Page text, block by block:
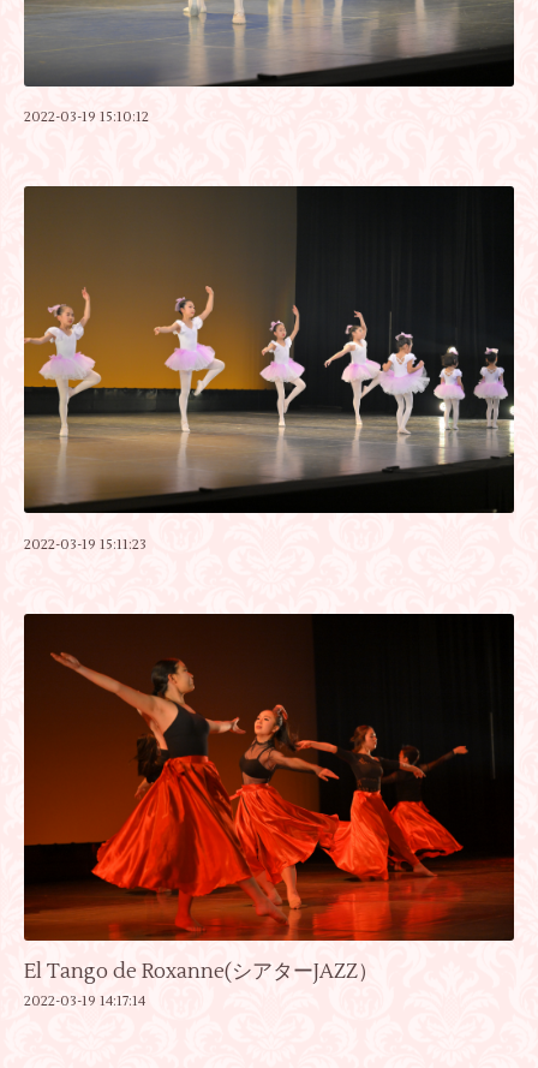
2022-03-19 15:10:12
2022-03-19 15:11:23
El Tango de Roxanne(シアターJAZZ）
2022-03-19 14:17:14